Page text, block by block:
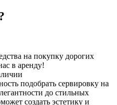
на покупку дорогих
в аренду!
подобрать сервировку на
до стильных
создать эстетику и